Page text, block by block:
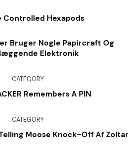
Controlled Hexapods
Bruger Nogle Papircraft Og
Elektronik
CATEGORY
Remembers A PIN
CATEGORY
Moose Knock-Off Af Zoltar